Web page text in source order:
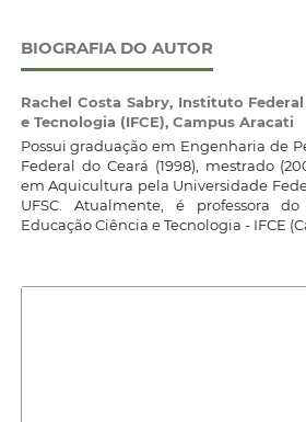
BIOGRAFIA DO AUTOR
Rachel Costa Sabry, Instituto
e Tecnologia (IFCE), Campus Aracati
Possui graduação em Engenharia de
Federal do Ceará (1998), mestrado
em Aquicultura pela Universidade
UFSC. Atualmente, é professora
Educação Ciência e Tecnologia - IFCE